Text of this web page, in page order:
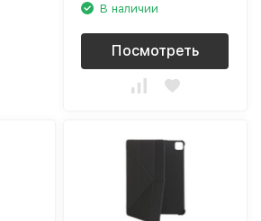
В наличии
Посмотреть